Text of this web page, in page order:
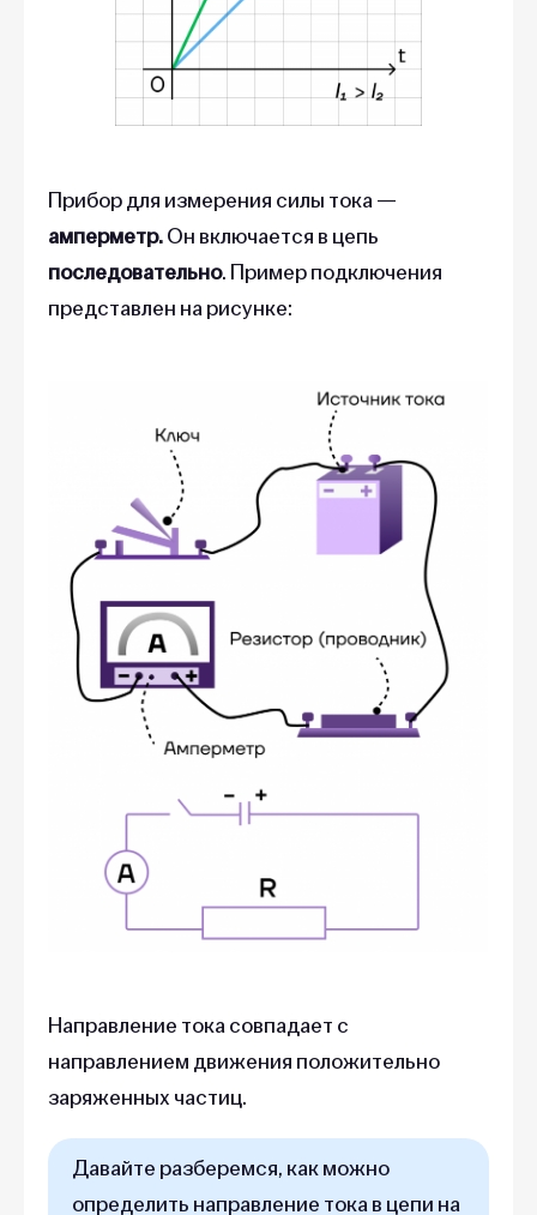
Прибор для измерения силы тока —
амперметр.Он включается в цепь
последовательно. Пример подключения
представлен на рисунке:
Направление тока совпадает с
направлением движения положительно
заряженных частиц.
Давайте разберемся, как можно
определить направление тока в цепи на